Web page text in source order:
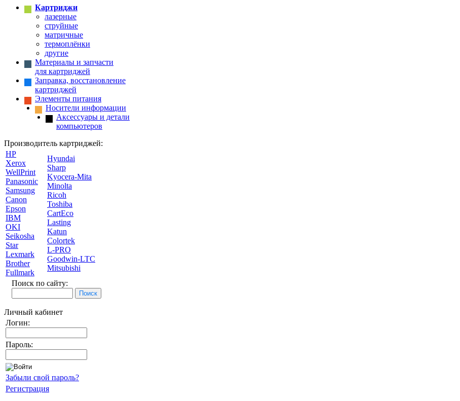
Картриджи
лазерные
струйные
матричные
термоплёнки
другие
Материалы и запчасти
для картриджей
Заправка, восстановление
картриджей
Элементы питания
Носители информации
Аксессуары и детали
компьютеров
Производитель картриджей:
HP
Xerox
WellPrint
Panasonic
Samsung
Canon
Epson
IBM
OKI
Seikosha
Star
Lexmark
Brother
Fullmark
Hyundai
Sharp
Kyocera-Mita
Minolta
Ricoh
Toshiba
CartEco
Lasting
Katun
Colortek
L-PRO
Goodwin-LTC
Mitsubishi
Поиск по сайту:
Личный кабинет
Логин:
Пароль:
Забыли свой пароль?
Регистрация